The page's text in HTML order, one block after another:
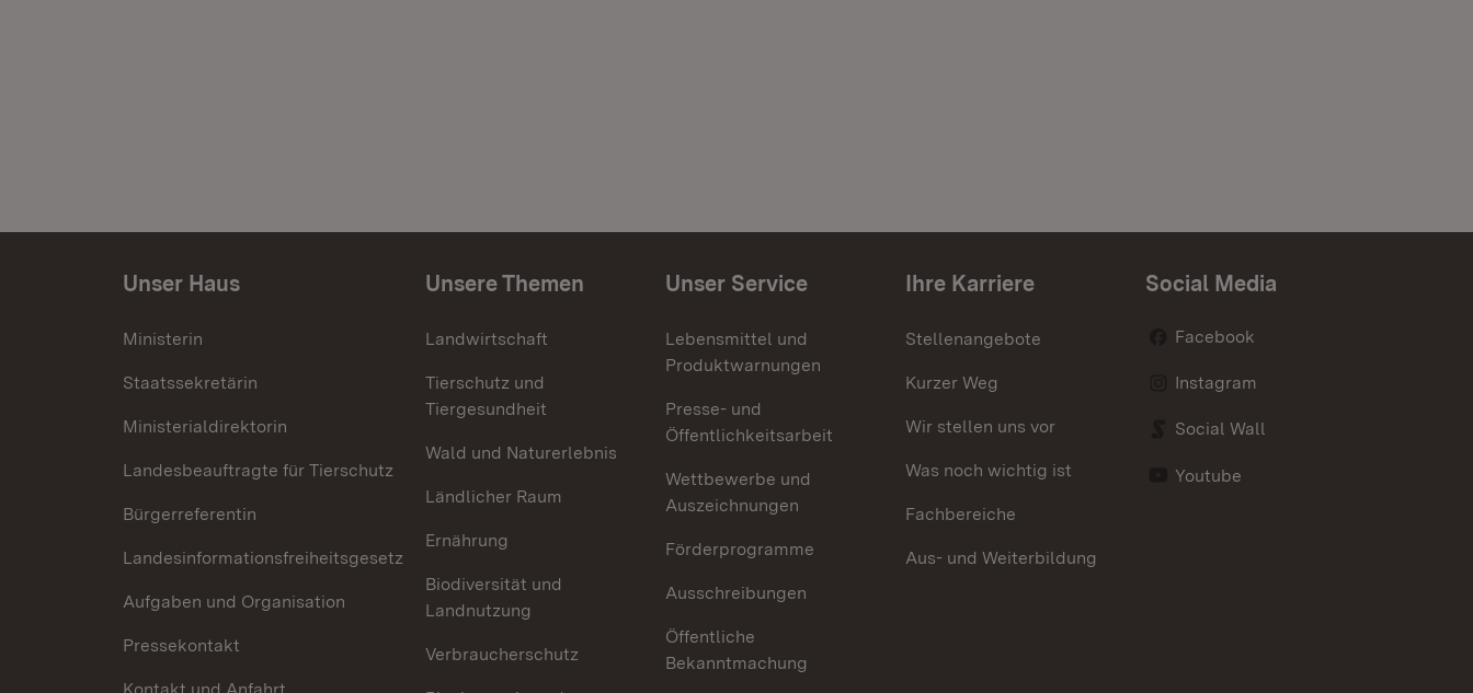
Unser Haus
Ministerin
Staatssekretärin
Ministerialdirektorin
Landesbeauftragte für Tierschutz
Bürgerreferentin
Landesinformationsfreiheitsgesetz
Aufgaben und Organisation
Pressekontakt
Unsere Themen
Landwirtschaft
Tierschutz und
Tiergesundheit
Wald und Naturerlebnis
Ländlicher Raum
Ernährung
Biodiversität und
Landnutzung
Verbraucherschutz
Unser Service
Lebensmittel und
Produktwarnungen
Presse- und
Öffentlichkeitsarbeit
Wettbewerbe und
Auszeichnungen
Förderprogramme
Ausschreibungen
Öffentliche
Bekanntmachung
Ihre Karriere
Stellenangebote
Kurzer Weg
Wir stellen uns vor
Was noch wichtig ist
Fachbereiche
Aus- und Weiterbildung
Social Media
Facebook
Instagram
Social Wall
Youtube